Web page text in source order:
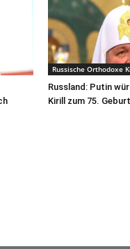
Russische Orthodoxe
Russland: Putin
Kirill zum 75.